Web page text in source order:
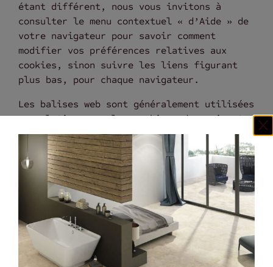
étant différent, nous vous invitons à
consulter le menu contextuel « d’Aide » de
votre navigateur pour savoir comment
modifier vos préférences relatives aux
cookies, sinon suivre les liens figurant
plus bas, pour chaque navigateur.
Les balises web sont généralement utilisées
en relation avec les cookies, donc si votre
navigateur est configuré pour refuser les
cookies, ou si les cookies sont supprimés,
les balises web ne seront pas en mesure de
suivre votre activité lorsque vous naviguez
entre les sites internet.
C’est à vous de décider si vous nous
permettez ou permettez à des tiers de vous
envoyer des cookies, mais si vous bloquez
les cookies, vous pouvez ne pas être en